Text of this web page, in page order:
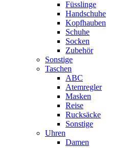
Füsslinge
Handschuhe
Kopfhauben
Schuhe
Socken
Zubehör
Sonstige
Taschen
ABC
Atemregler
Masken
Reise
Rucksäcke
Sonstige
Uhren
Damen